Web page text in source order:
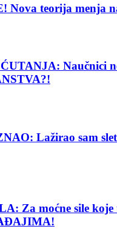
teorija menja
Naučnici
Lažirao sam
Za moćne sile